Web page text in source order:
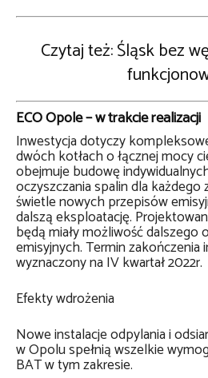
Czytaj też: Śląsk bez
ECO Opole – w trakcie realizacji
Inwestycja dotyczy
dwóch kotłach o łącznej mocy
obejmuje budowę
oczyszczania spalin dla
świetle nowych przepisów
dalszą eksploatację.
będą miały możliwość dalszego
emisyjnych. Termin zakończenia
wyznaczony na IV kwartał 2022r.
Efekty wdrożenia
Nowe instalacje odpylania i
w Opolu spełnią wszelkie
BAT w tym zakresie.